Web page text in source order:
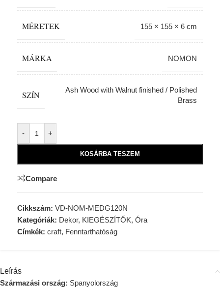
MÉRETEK 155 × 155 × 6 cm
MÁRKA NOMON
SZÍN
Ash Wood with Walnut finished / Polished
Brass
- +
KOSÁRBA TESZEM
Compare
Cikkszám: VD-NOM-MEDG120N
Kategóriák: Dekor, KIEGÉSZÍTŐK, Óra
Címkék: craft, Fenntarthatóság
Leírás
Származási ország: Spanyolország